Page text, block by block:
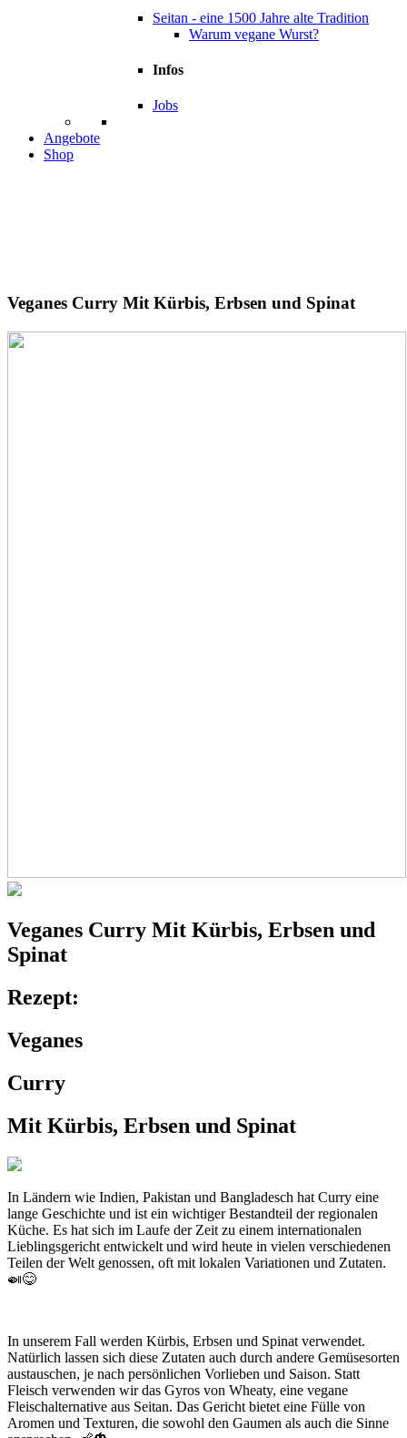
Seitan - eine 1500 Jahre alte Tradition
Warum vegane Wurst?
Infos
Jobs
Angebote
Shop
Veganes Curry Mit Kürbis, Erbsen und Spinat
Veganes Curry Mit Kürbis, Erbsen und
Spinat
Rezept:
Veganes
Curry
Mit Kürbis, Erbsen und Spinat
In Ländern wie Indien, Pakistan und Bangladesch hat Curry eine
lange Geschichte und ist ein wichtiger Bestandteil der regionalen
Küche. Es hat sich im Laufe der Zeit zu einem internationalen
Lieblingsgericht entwickelt und wird heute in vielen verschiedenen
Teilen der Welt genossen, oft mit lokalen Variationen und Zutaten.
🍛😋
In unserem Fall werden Kürbis, Erbsen und Spinat verwendet.
Natürlich lassen sich diese Zutaten auch durch andere Gemüsesorten
austauschen, je nach persönlichen Vorlieben und Saison. Statt
Fleisch verwenden wir das Gyros von Wheaty, eine vegane
Fleischalternative aus Seitan. Das Gericht bietet eine Fülle von
Aromen und Texturen, die sowohl den Gaumen als auch die Sinne